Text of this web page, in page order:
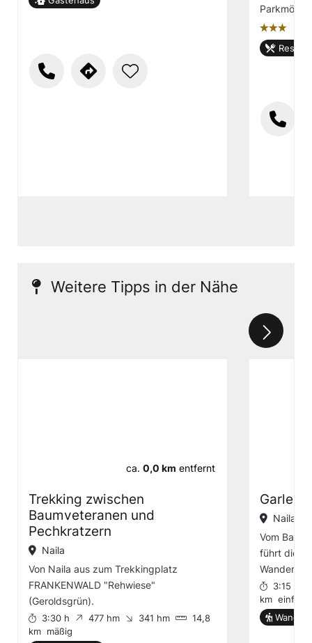
țțț
Weitere Tipps in der Nähe
ca. 0,0 km entfernt
Trekking zwischen
Baumveteranen und
Pechkratzern
Naila
Von Naila aus zum Trekkingplatz
FRANKENWALD "Rehwiese"
(Geroldsgrün).
3:30 h 477 hm 341 hm
14,8
km mäßig
Garles-
Naila
Vom
führt diese
3:15 h
km einfach